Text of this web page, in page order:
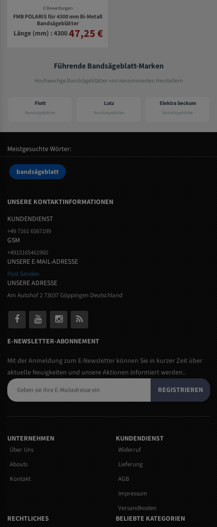
0 Bewertungen
FMB POLARIS für 4300 mm Bi-Metall
Bandsägeblätter
Länge (mm) : 430047,25 €
Führende Bandsägeblatt-Marken
Hochwertige Bandsägeblätter von renommierten Herstellern
Flott
Bandsägeblätter
Lutz
Bandsägeblätter
Elektra beckum
Bandsägeblätter
Meistgesuchte Wörter:
bandsägeblatt
UNSERE KONTAKTINFORMATIONEN
KUNDENDIENST
+49 7161 6567199
GSM
+4915165461960
UNSERE E-MAIL-ADRESSE
Post Senden
UNSERE ADRESSE
Am Autohof 2 73037 Göppingen Deutschland
E-NEWSLETTER-ABONNEMENT
Mit der Anmeldung zum E-Newsletter können Sie in kurzer Zeit über
aktuelle Neuigkeiten und unsere Aktionen informiert werden..
REGISTRIEREN
UNTERNEHMEN
Über Uns
Abouts
Kontakt
KUNDENDIENST
Widerruf
Lieferung
AGB
Impressum
Versandkosten
RECHTLICHES BELIEBTE KATEGORIEN